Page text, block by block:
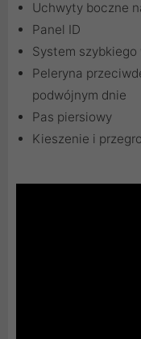
Uchwyty boczne
Panel ID
System szybkiego
Peleryna
podwójnym dnie
Pas piersiowy
Kieszenie i